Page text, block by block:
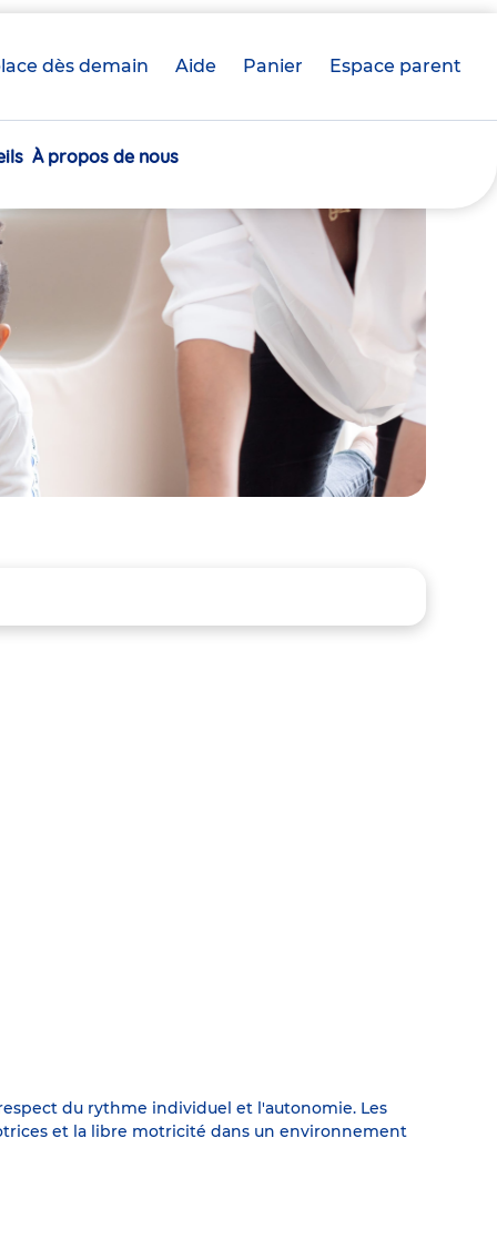
dès demain Aide Panier crèche(s)
Espace parent
À propos de nous
du rythme individuel et l'autonomie. Les
et la libre motricité dans un environnement